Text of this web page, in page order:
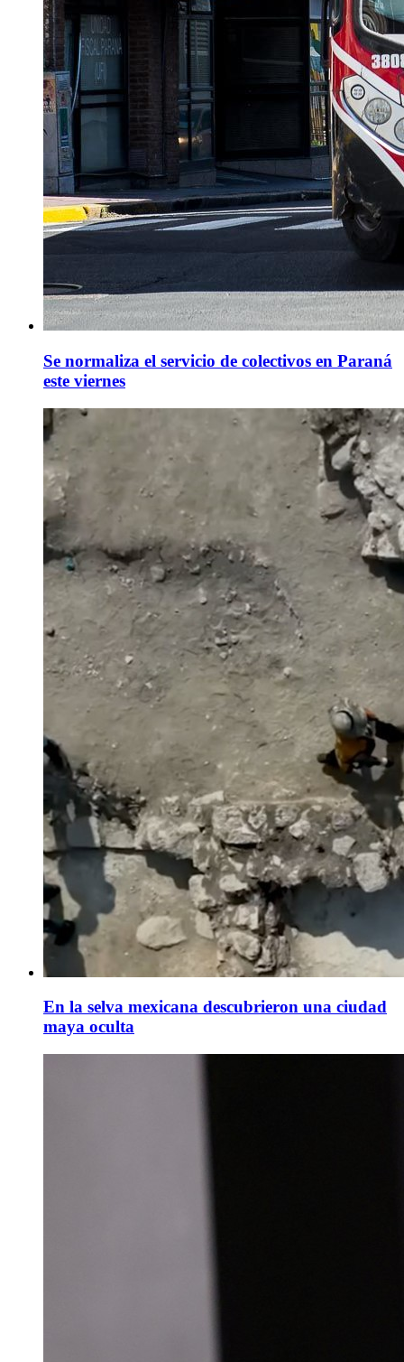
Se normaliza el servicio de colectivos en Paraná
este viernes
En la selva mexicana descubrieron una ciudad
maya oculta